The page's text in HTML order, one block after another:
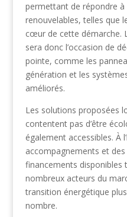
permettant de répondre à
renouvelables, telles que
cœur de cette démarche.
sera donc l’occasion de
pointe, comme les
génération et les
améliorés.
Les solutions proposées
contentent pas d’être
également accessibles. À
accompagnements et
financements disponibles
nombreux acteurs du
transition énergétique
nombre.